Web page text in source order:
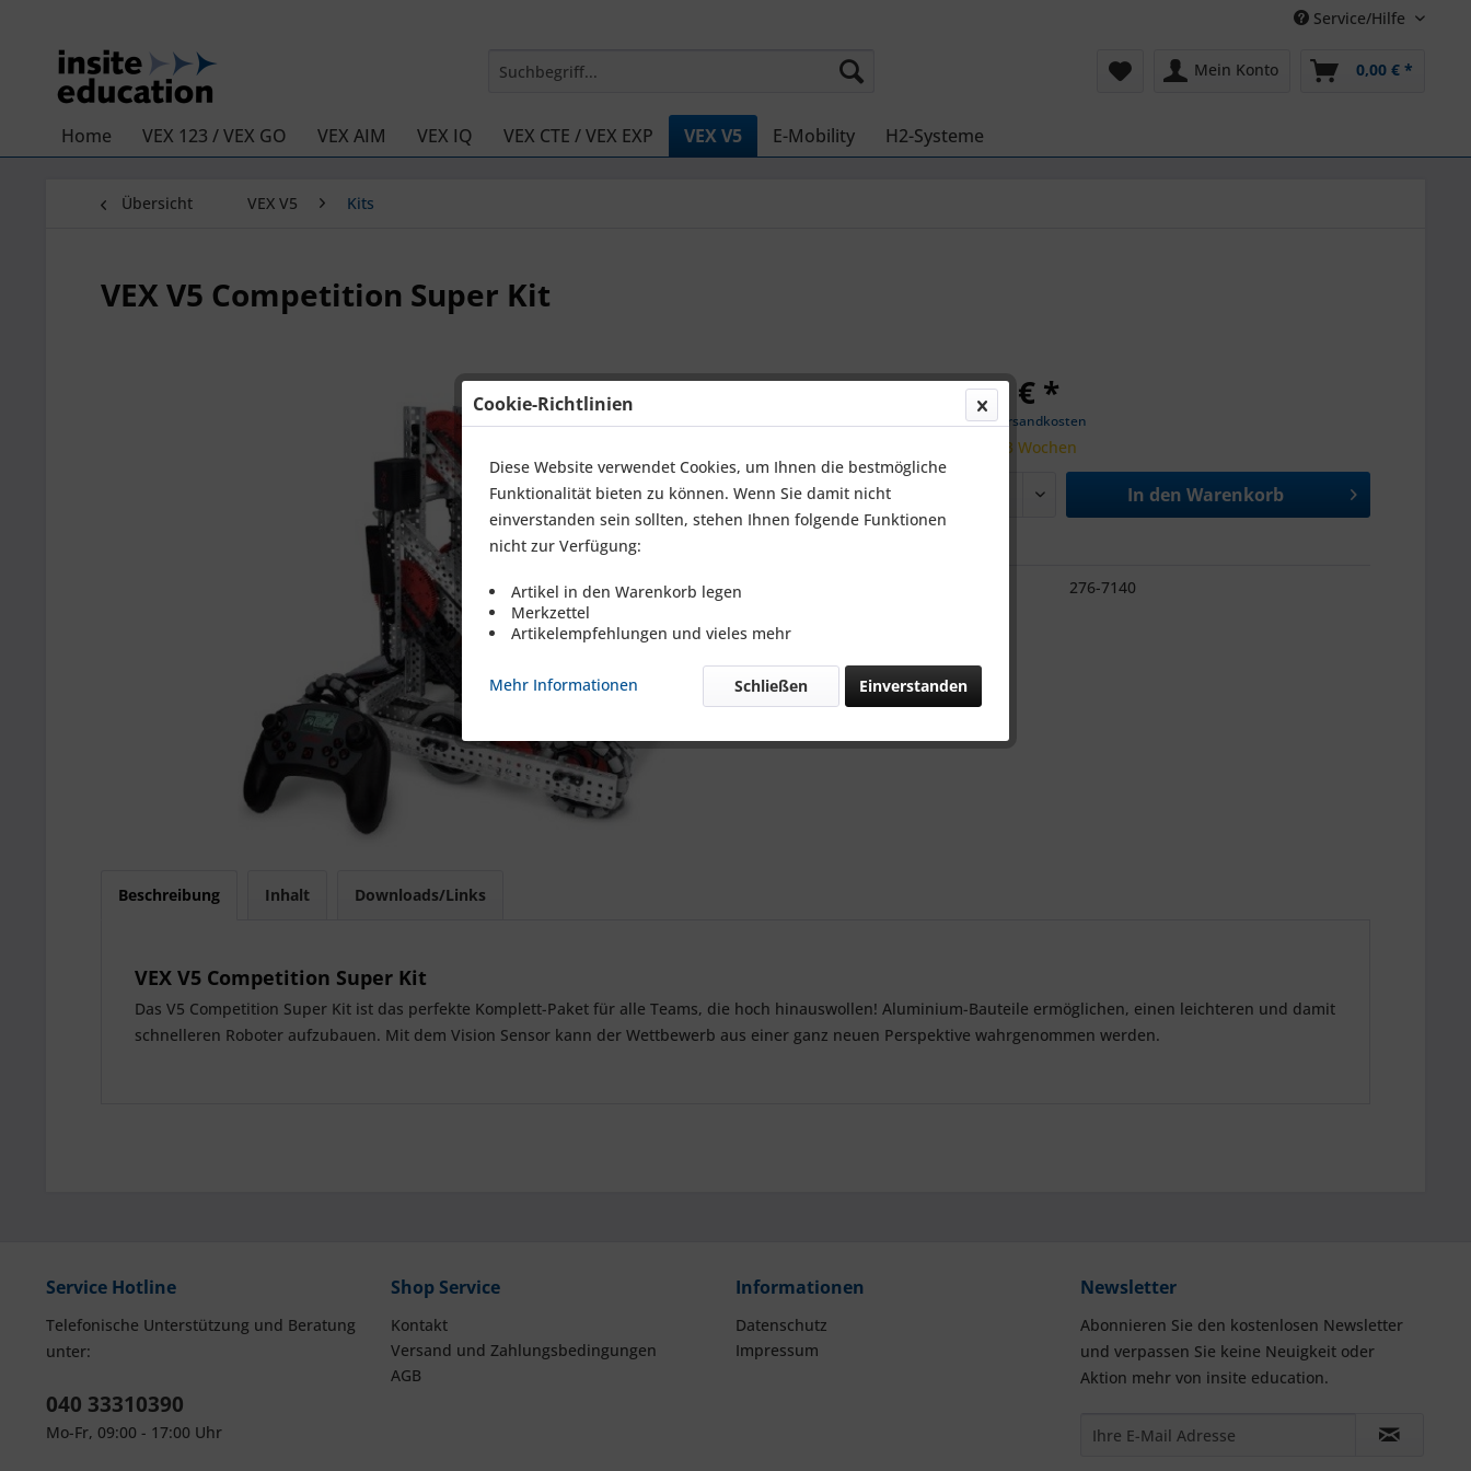
Service/Hilfe
Mein Konto 0,00 € *
Home VEX 123 / VEX GO VEX AIM VEX IQ VEX CTE / VEX EXP VEX V5 E-Mobility H2-Systeme
Übersicht VEX V5 Kits
VEX V5 Competition Super Kit
1.895,00 € *
zzgl. Versandkosten
Lieferzeit ca. 3 Wochen
In den Warenkorb
276-7140
Beschreibung Inhalt Downloads/Links
VEX V5 Competition Super Kit
Das V5 Competition Super Kit ist das perfekte Komplett-Paket für alle Teams, die hoch hinauswollen! Aluminium-Bauteile ermöglichen, einen leichteren und damit
schnelleren Roboter aufzubauen. Mit dem Vision Sensor kann der Wettbewerb aus einer ganz neuen Perspektive wahrgenommen werden.
Service Hotline
Telefonische Unterstützung und Beratung
unter:
040 33310390
Mo-Fr, 09:00 - 17:00 Uhr
Shop Service
Kontakt
Versand und Zahlungsbedingungen
AGB
Informationen
Datenschutz
Impressum
Newsletter
Abonnieren Sie den kostenlosen Newsletter
und verpassen Sie keine Neuigkeit oder
Aktion mehr von insite education.
Cookie-Richtlinien
Diese Website verwendet Cookies, um Ihnen die bestmögliche
Funktionalität bieten zu können. Wenn Sie damit nicht
einverstanden sein sollten, stehen Ihnen folgende Funktionen
nicht zur Verfügung:
Artikel in den Warenkorb legen
Merkzettel
Artikelempfehlungen und vieles mehr
Mehr Informationen Einverstanden
Schließen